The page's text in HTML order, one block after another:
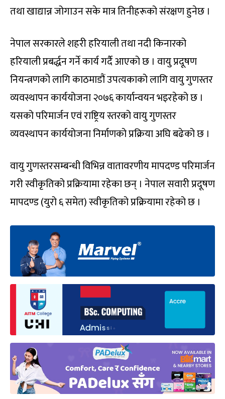
तथा खाद्यान्न जोगाउन सके मात्र तिनीहरूको संरक्षण हुनेछ ।
नेपाल सरकारले शहरी हरियाली तथा नदी किनारको
हरियाली प्रबर्द्धन गर्ने कार्य गर्दै आएको छ । वायु प्रदूषण
नियन्त्रणको लागि काठमाडौं उपत्यकाको लागि वायु गुणस्तर
व्यवस्थापन कार्ययोजना २०७६ कार्यान्वयन भइरहेको छ ।
यसको परिमार्जन एवं राष्ट्रिय स्तरको वायु गुणस्तर
व्यवस्थापन कार्ययोजना निर्माणको प्रक्रिया अघि बढेको छ ।
वायु गुणस्तरसम्बन्धी विभिन्न वातावरणीय मापदण्ड परिमार्जन
गरी स्वीकृतिको प्रक्रियामा रहेका छन् । नेपाल सवारी प्रदूषण
मापदण्ड (युरो ६ समेत) स्वीकृतिको प्रक्रियामा रहेको छ ।